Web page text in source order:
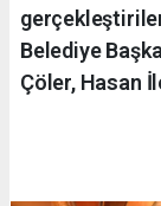
Belediye
Çöler, Hasan